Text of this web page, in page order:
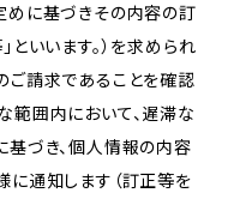
めに基づきその内容の訂
といいます。）を求められ
ご請求であることを確認
範囲内において、遅滞な
基づき、個人情報の内容
に通知します（訂正等を